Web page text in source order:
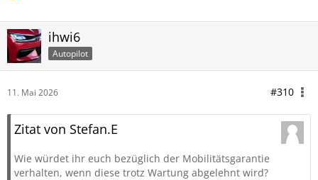
ihwi6
Autopilot
11. Mai 2026 #310
Zitat von Stefan.E
Wie würdet ihr euch bezüglich der Mobilitätsgarantie
verhalten, wenn diese trotz Wartung abgelehnt wird?